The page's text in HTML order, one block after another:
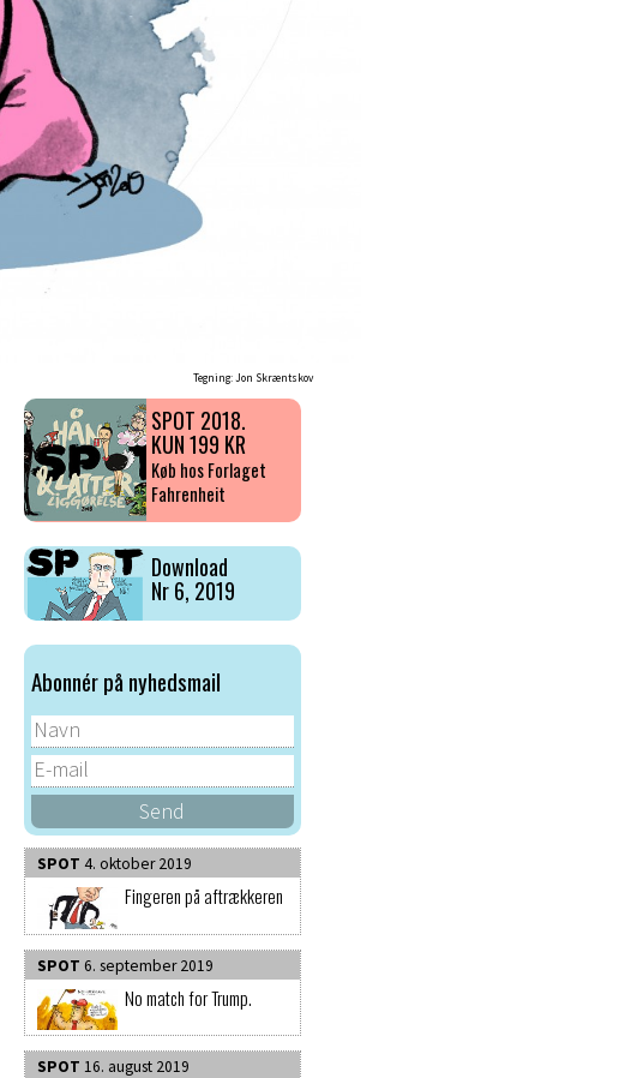
Tegning: Jon Skræntskov
SPOT 2018.
KUN 199 KR
Køb hos Forlaget
Fahrenheit
Download
Nr 6, 2019
Abonnér på nyhedsmail
SPOT 4. oktober 2019
Fingeren på aftrækkeren
SPOT 6. september 2019
No match for Trump.
SPOT 16. august 2019